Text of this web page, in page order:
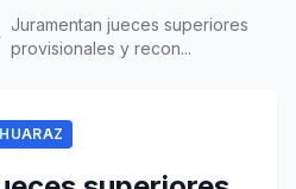
Juramentan jueces superiores
provisionales y recon...